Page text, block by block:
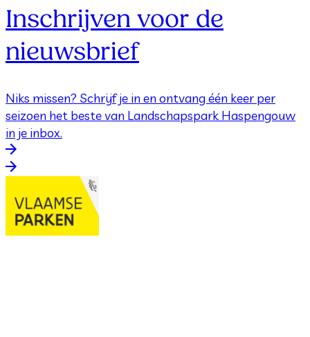
Inschrijven voor de
nieuwsbrief
Niks missen? Schrijf je in en ontvang één keer per
seizoen het beste van Landschapspark Haspengouw
in je inbox.